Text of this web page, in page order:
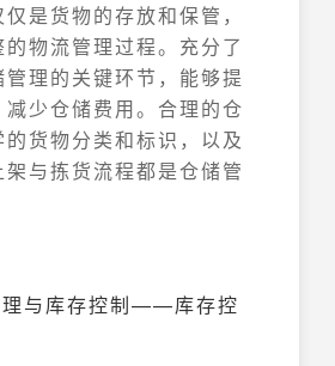
是货物的存放和保管，
物流管理过程。充分了
理的关键环节，能够提
少仓储费用。合理的仓
货物分类和标识，以及
与拣货流程都是仓储管
理与库存控制——库存控